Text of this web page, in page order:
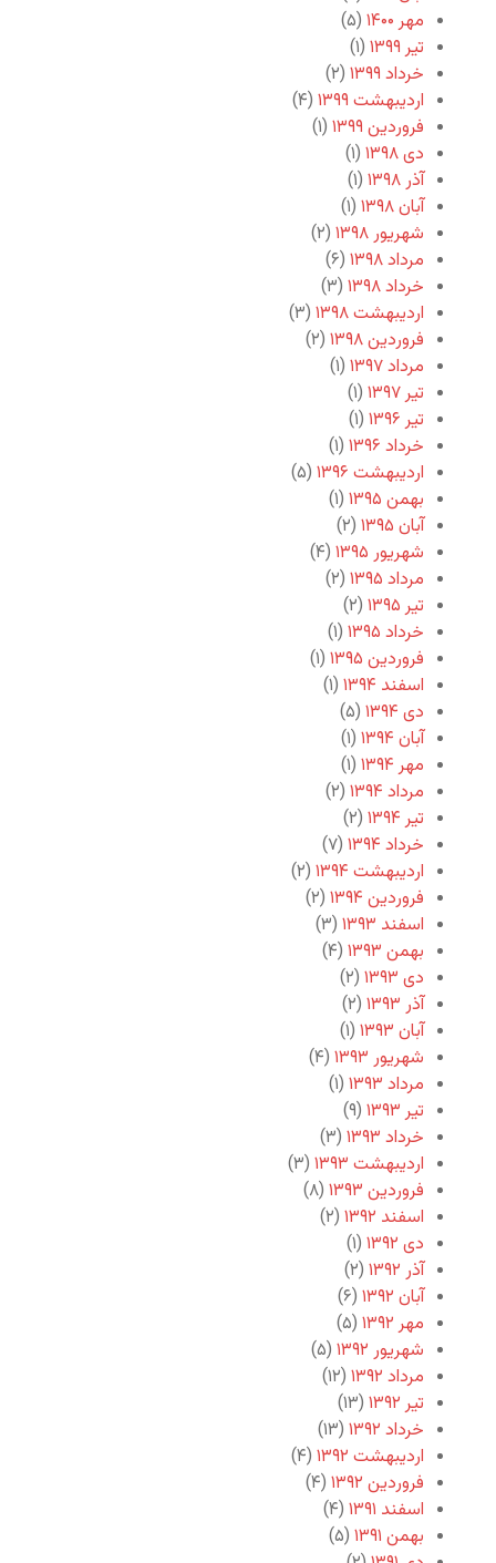
مهر ۱۴۰۰
(۵)
تیر ۱۳۹۹
(۱)
خرداد ۱۳۹۹
(۲)
اردیبهشت ۱۳۹۹
(۴)
فروردین ۱۳۹۹
(۱)
دی ۱۳۹۸
(۱)
آذر ۱۳۹۸
(۱)
آبان ۱۳۹۸
(۱)
شهریور ۱۳۹۸
(۲)
مرداد ۱۳۹۸
(۶)
خرداد ۱۳۹۸
(۳)
اردیبهشت ۱۳۹۸
(۳)
فروردین ۱۳۹۸
(۲)
مرداد ۱۳۹۷
(۱)
تیر ۱۳۹۷
(۱)
تیر ۱۳۹۶
(۱)
خرداد ۱۳۹۶
(۱)
اردیبهشت ۱۳۹۶
(۵)
بهمن ۱۳۹۵
(۱)
آبان ۱۳۹۵
(۲)
شهریور ۱۳۹۵
(۴)
مرداد ۱۳۹۵
(۲)
تیر ۱۳۹۵
(۲)
خرداد ۱۳۹۵
(۱)
فروردین ۱۳۹۵
(۱)
اسفند ۱۳۹۴
(۱)
دی ۱۳۹۴
(۵)
آبان ۱۳۹۴
(۱)
مهر ۱۳۹۴
(۱)
مرداد ۱۳۹۴
(۲)
تیر ۱۳۹۴
(۲)
خرداد ۱۳۹۴
(۷)
اردیبهشت ۱۳۹۴
(۲)
فروردین ۱۳۹۴
(۲)
اسفند ۱۳۹۳
(۳)
بهمن ۱۳۹۳
(۴)
دی ۱۳۹۳
(۲)
آذر ۱۳۹۳
(۲)
آبان ۱۳۹۳
(۱)
شهریور ۱۳۹۳
(۴)
مرداد ۱۳۹۳
(۱)
تیر ۱۳۹۳
(۹)
خرداد ۱۳۹۳
(۳)
اردیبهشت ۱۳۹۳
(۳)
فروردین ۱۳۹۳
(۸)
اسفند ۱۳۹۲
(۲)
دی ۱۳۹۲
(۱)
آذر ۱۳۹۲
(۲)
آبان ۱۳۹۲
(۶)
مهر ۱۳۹۲
(۵)
شهریور ۱۳۹۲
(۵)
مرداد ۱۳۹۲
(۱۲)
تیر ۱۳۹۲
(۱۳)
خرداد ۱۳۹۲
(۱۳)
اردیبهشت ۱۳۹۲
(۴)
فروردین ۱۳۹۲
(۴)
اسفند ۱۳۹۱
(۴)
بهمن ۱۳۹۱
(۵)